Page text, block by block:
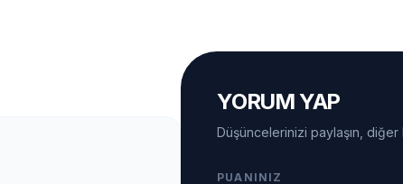
YORUM YAP
Düşüncelerinizi paylaşın, diğer
PUANINIZ